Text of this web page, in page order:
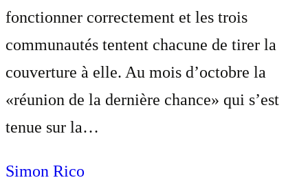
fonctionner correctement et les trois
communautés tentent chacune de tirer la
couverture à elle. Au mois d’octobre la
«réunion de la dernière chance» qui s’est
tenue sur la…
Simon Rico